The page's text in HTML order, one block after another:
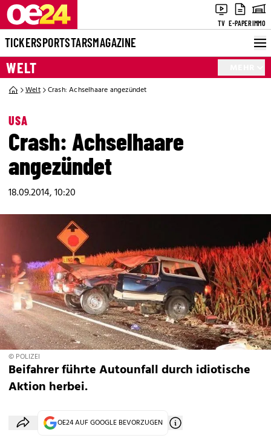
TV E-PAPERIMMO
TICKERSPORTSTARSMAGAZINE
WELT
Welt Crash: Achselhaare angezündet
USA
Crash: Achselhaare
angezündet
18.09.2014, 10:20
© POLIZEI
Beifahrer führte Autounfall durch idiotische
Aktion herbei.
OE24 AUF GOOGLE BEVORZUGEN